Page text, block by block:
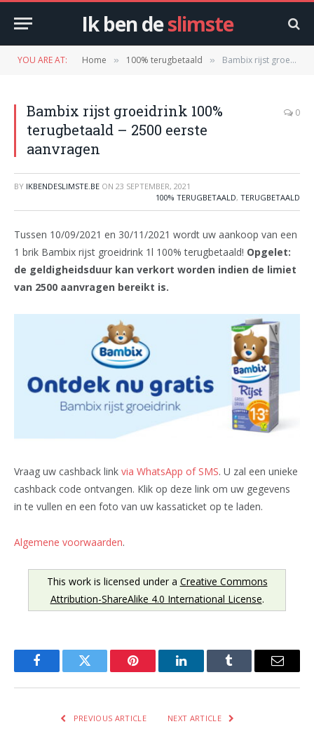
Ik ben deslimste
YOU ARE AT: Home » 100% terugbetaald » Bambix rijst groeidrink 100% terugbetaald – 2500 eerste aanvragen
Bambix rijst groeidrink 100%
terugbetaald – 2500 eerste
aanvragen
0
BY IKBENDESLIMSTE.BE ON 23 SEPTEMBER, 2021
100% TERUGBETAALD, TERUGBETAALD
Tussen 10/09/2021 en 30/11/2021 wordt uw aankoop van een
1 brik Bambix rijst groeidrink 1l 100% terugbetaald! Opgelet:
de geldigheidsduur kan verkort worden indien de limiet
van 2500 aanvragen bereikt is.
Vraag uw cashback link via WhatsApp of SMS. U zal een unieke
cashback code ontvangen. Klik op deze link om uw gegevens
in te vullen en een foto van uw kassaticket op te laden.
Algemene voorwaarden.
This work is licensed under a Creative Commons
Attribution-ShareAlike 4.0 International License.
FacebookTwitter Pinterest LinkedInTumblr Email
PREVIOUS ARTICLE NEXT ARTICLE